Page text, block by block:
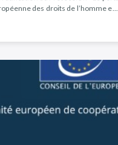
des droits de l’homme e...